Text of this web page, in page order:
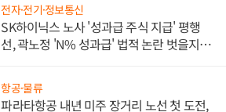
전자·전기·정보통신
SK하이닉스 노사 '성과급 주식 지급' 평행
선, 곽노정 'N% 성과급' 법적 논란 벗을지 주
항공·물류
파라타항공 내년 미주 장거리 노선 첫 도전,